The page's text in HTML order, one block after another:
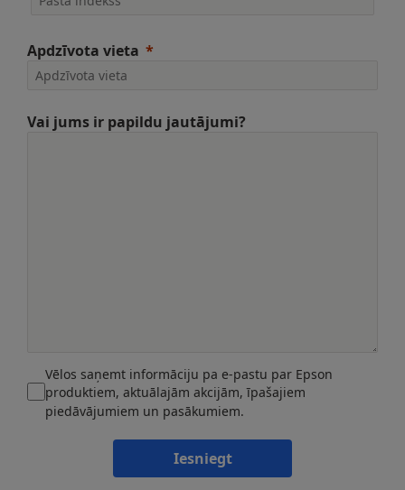
Apdzīvota vieta
Vai jums ir papildu jautājumi?
Vēlos saņemt informāciju pa e-pastu par Epson
produktiem, aktuālajām akcijām, īpašajiem
piedāvājumiem un pasākumiem.
Iesniegt